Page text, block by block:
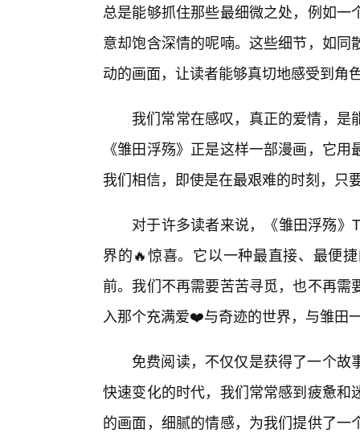
总是能够抓住那些最细微之处，例如
意却饱含深情的呢喃。这些细节，如
动的画面，让读者能够真切地感受到角
我们常常在感叹，真正的爱情，
《雏田浮殇》正是这样一部漫画，它
我们相信，即使是在最艰难的时刻，只
对于许多读者来说，《雏田浮殇
界的🔥惊喜。它以一种最直接、最便
前。我们不再需要苦苦寻觅，也不再
入那个充满爱❤️与奇迹的世界，与雏田
免费阅读，不仅仅是获得了一个
快速变化的时代，我们常常感到疲惫
的画面，细腻的情感，为我们提供了